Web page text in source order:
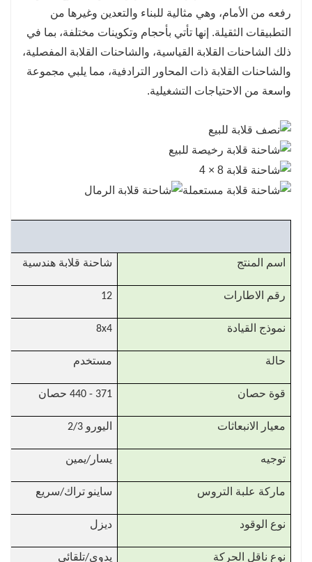
رفعه من الأمام، وهي مثالية للبناء والتعدين وغيرها من
التطبيقات الثقيلة. إنها تأتي بأحجام وتكوينات مختلفة، بما في
ذلك الشاحنات القلابة القياسية، والشاحنات القلابة المفصلية،
والشاحنات القلابة ذات المحاور الترادفية، مما يلبي مجموعة
واسعة من الاحتياجات التشغيلية.
اسم المنتج شاحنة قلابة هندسية
رقم الاطارات 12
نموذج القيادة 8x4
حالة مستخدم
قوة حصان 371 - 440 حصان
معيار الانبعاثات اليورو 2/3
توجيه يسار/يمين
ماركة علبة التروس ساينو تراك/سريع
نوع الوقود ديزل
نوع ناقل الحركة يدوي/تلقائي